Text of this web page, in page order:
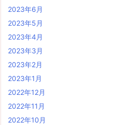
2023年6月
2023年5月
2023年4月
2023年3月
2023年2月
2023年1月
2022年12月
2022年11月
2022年10月